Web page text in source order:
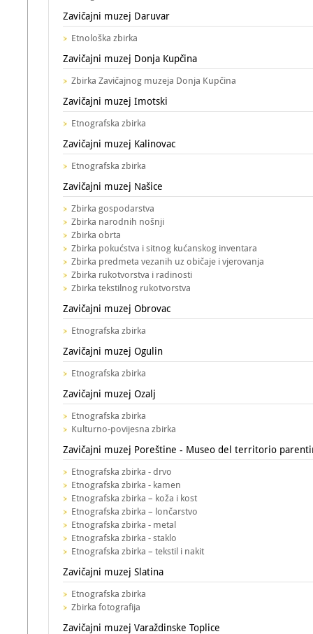
Zavičajni muzej Daruvar
Etnološka zbirka
Zavičajni muzej Donja Kupčina
Zbirka Zavičajnog muzeja Donja Kupčina
Zavičajni muzej Imotski
Etnografska zbirka
Zavičajni muzej Kalinovac
Etnografska zbirka
Zavičajni muzej Našice
Zbirka gospodarstva
Zbirka narodnih nošnji
Zbirka obrta
Zbirka pokućstva i sitnog kućanskog inventara
Zbirka predmeta vezanih uz običaje i vjerovanja
Zbirka rukotvorstva i radinosti
Zbirka tekstilnog rukotvorstva
Zavičajni muzej Obrovac
Etnografska zbirka
Zavičajni muzej Ogulin
Etnografska zbirka
Zavičajni muzej Ozalj
Etnografska zbirka
Kulturno-povijesna zbirka
Zavičajni muzej Poreštine - Museo del territorio
Etnografska zbirka - drvo
Etnografska zbirka - kamen
Etnografska zbirka – koža i kost
Etnografska zbirka – lončarstvo
Etnografska zbirka - metal
Etnografska zbirka - staklo
Etnografska zbirka – tekstil i nakit
Zavičajni muzej Slatina
Etnografska zbirka
Zbirka fotografija
Zavičajni muzej Varaždinske Toplice